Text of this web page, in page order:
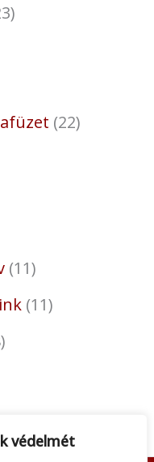
védelmét
22
11
11